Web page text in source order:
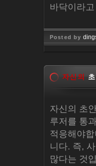
바닥이라
Posted by
자신의
자신의 초
루저를 통
적응해야
니다. 즉,
많다는 것